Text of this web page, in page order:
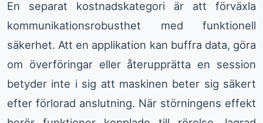
En separat kostnadskategori är att förväxla
kommunikationsrobusthet med funktionell
säkerhet. Att en applikation kan buffra data, göra
om överföringar eller återupprätta en session
betyder inte i sig att maskinen beter sig säkert
efter förlorad anslutning. När störningens effekt